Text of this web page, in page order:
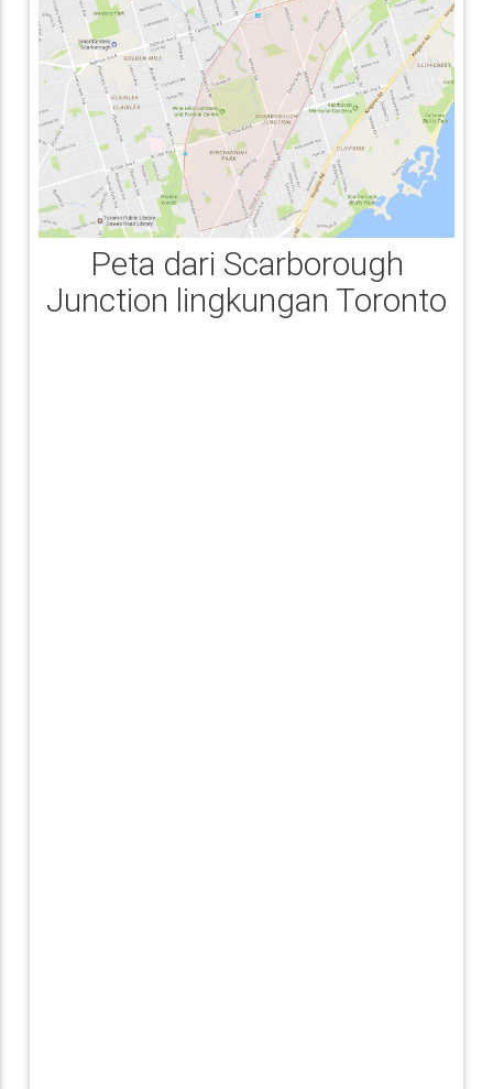
Peta dari Scarborough
Junction lingkungan Toronto